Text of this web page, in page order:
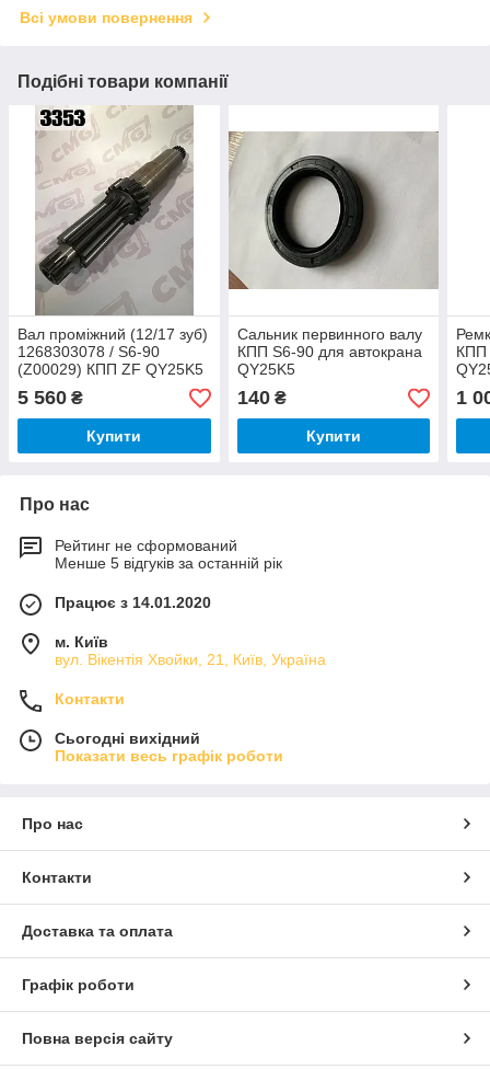
Всі умови повернення
Подібні товари компанії
Вал проміжний (12/17 зуб)
1268303078 / S6-90
(Z00029) КПП ZF QY25K5
5 560 ₴
Купити
Сальник первинного валу
КПП S6-90 для автокрана
QY25K5
140₴
Купити
КПП
1
Про нас
Рейтинг не сформований
Менше 5 відгуків за останній рік
Працює з 14.01.2020
м. Київ
вул. Вікентія Хвойки, 21, Київ, Україна
Контакти
Сьогодні вихідний
Показати весь графік роботи
Про нас
Контакти
Доставка та оплата
Графік роботи
Повна версія сайту